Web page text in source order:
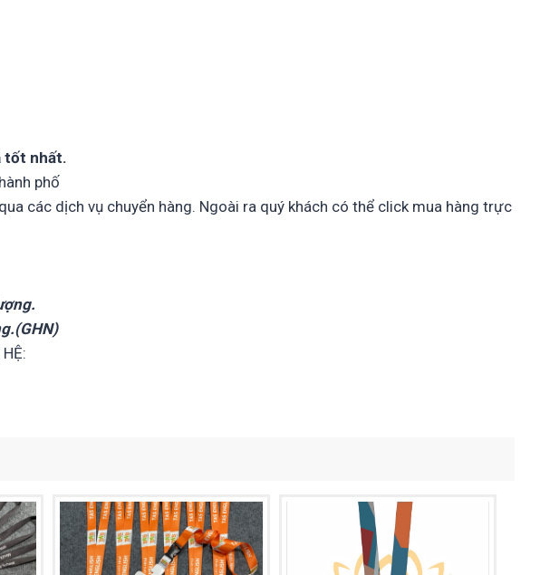
tốt nhất.
phố
các dịch vụ chuyển hàng. Ngoài ra quý khách có thể click mua hàng trực